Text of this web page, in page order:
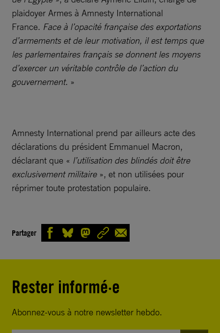
plaidoyer Armes à Amnesty International
France. Face à l’opacité française des exportations
d’armements et de leur motivation, il est temps que
les parlementaires français se donnent les moyens
d’exercer un véritable contrôle de l’action du
gouvernement. »
Amnesty International prend par ailleurs acte des
déclarations du président Emmanuel Macron,
déclarant que « l’utilisation des blindés doit être
exclusivement militaire », et non utilisées pour
réprimer toute protestation populaire.
Partager
Rester informé·e
Abonnez-vous à notre newsletter hebdo.